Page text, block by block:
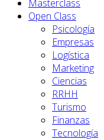
Masterclass
Open Class
Psicología
Empresas
Logística
Marketing
Ciencias
RRHH
Turismo
Finanzas
Tecnología